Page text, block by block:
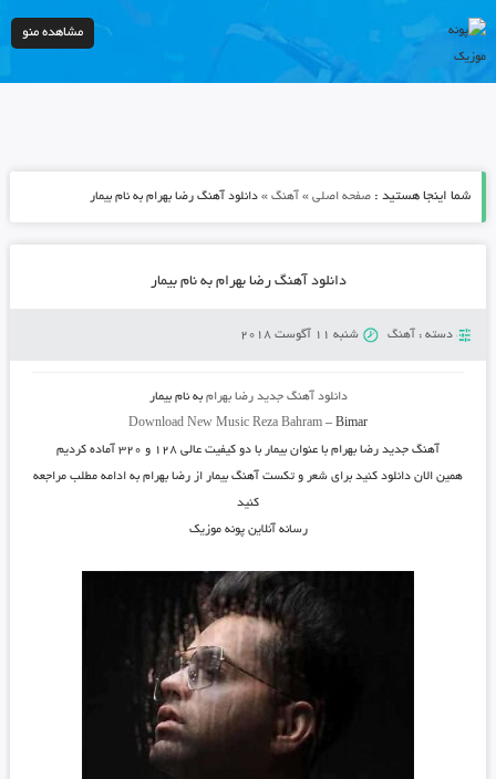
مشاهده منو
شما اینجا هستید : صفحه اصلی» آهنگ» دانلود آهنگ رضا بهرام به نام بیمار
دانلود آهنگ رضا بهرام به نام بیمار
دسته : آهنگ شنبه 11 آگوست 2018
دانلود آهنگ جدید رضا بهرام به نامبیمار
Download New Music Reza Bahram –Bimar
آهنگ جدید رضا بهرامبا عنوان بیمار با دو کیفیت عالی ۱۲۸ و ۳۲۰ آماده کردیم
همین الان دانلود کنید برای شعر و تکست آهنگ بیمار از رضا بهرام به ادامه مطلب مراجعه
کنید
رسانه آنلاین پونه موزیک